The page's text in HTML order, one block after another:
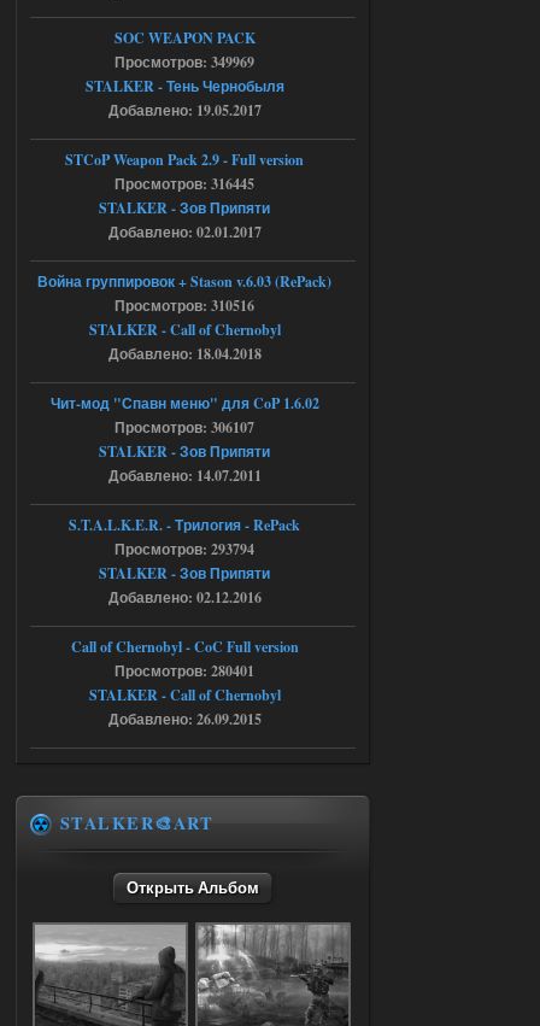
Ответить ➤
05.08.2026
Скованные одной цепью
r4908778
с избавлением от баласта,
доходяга.
Ответить ➤
05.08.2026
Путь во мгле + GUNSLINGER mod
Stalker-Mods-Clan-su
Доступно только для пользователей
05.08.2026
Путь во мгле + GUNSLINGER mod
16:09
stalker673920
где пароль?
Dead Air: Refined
Stalker-Mods-Clan-su
Доступно только для пользователей
Объединенный Пак 2 + OGSR +
STCoP WP 3.4
17:25
Stalker-Mods-Clan-su
Доступно только для пользователей
SOC WEAPON PACK
Просмотров: 349969
STALKER - Тень Чернобыля
Добавлено: 19.05.2017
STCoP Weapon Pack 2.9 - Full version
Просмотров: 316445
STALKER - Зов Припяти
Добавлено: 02.01.2017
Война группировок + Stason v.6.03 (RePack)
Просмотров: 310516
STALKER - Call of Chernobyl
Добавлено: 18.04.2018
Чит-мод "Спавн меню" для CoP 1.6.02
Просмотров: 306107
STALKER - Зов Припяти
Добавлено: 14.07.2011
S.T.A.L.K.E.R. - Трилогия - RePack
Просмотров: 293794
STALKER - Зов Припяти
Добавлено: 02.12.2016
Call of Chernobyl - CoC Full version
Просмотров: 280401
STALKER - Call of Chernobyl
Добавлено: 26.09.2015
STALKER🎨ART
Открыть Альбом